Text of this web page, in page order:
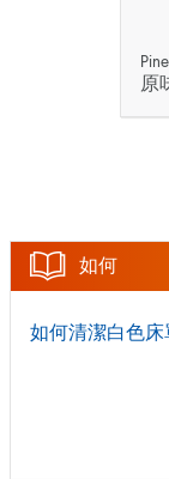
原
如何
如何清潔白色床